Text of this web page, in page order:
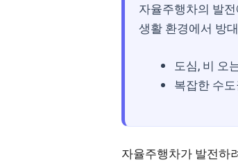
자율주행차의 발
생활 환경에서 방
도심, 비 오
복잡한 수
자율주행차가 발전하